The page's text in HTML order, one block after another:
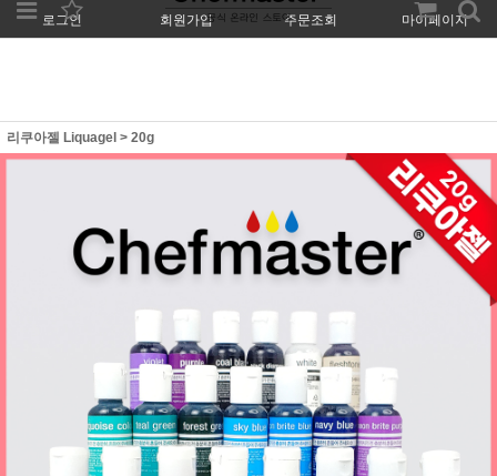
로그인 회원가입 주문조회 마이페이지
리쿠아젤 Liquagel > 20g